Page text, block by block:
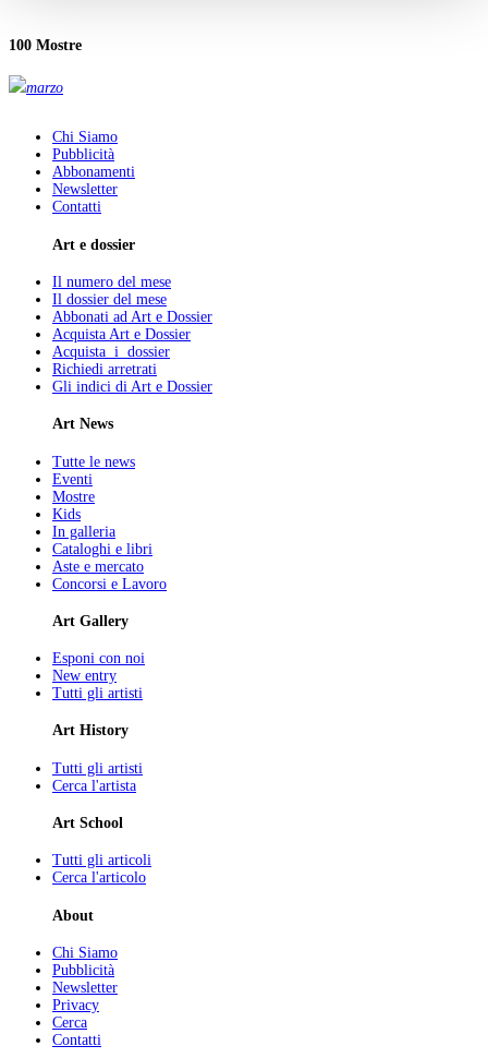
100 Mostre
marzo
Chi Siamo
Pubblicità
Abbonamenti
Newsletter
Contatti
Art e dossier
Il numero del mese
Il dossier del mese
Abbonati ad Art e Dossier
Acquista Art e Dossier
Acquista i dossier
Richiedi arretrati
Gli indici di Art e Dossier
Art News
Tutte le news
Eventi
Mostre
Kids
In galleria
Cataloghi e libri
Aste e mercato
Concorsi e Lavoro
Art Gallery
Esponi con noi
New entry
Tutti gli artisti
Art History
Tutti gli artisti
Cerca l'artista
Art School
Tutti gli articoli
Cerca l'articolo
About
Chi Siamo
Pubblicità
Newsletter
Privacy
Cerca
Contatti